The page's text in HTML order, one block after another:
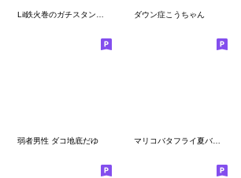
ダウン症こうちゃん
弱者男性 ダコ地底だゆ マリコバタフライ夏バージョン